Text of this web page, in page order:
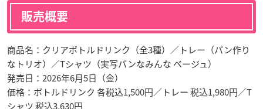
販売概要
商品名：クリアボトルドリンク（全3種）／トレー（パン作り
なトリオ）／Tシャツ（実写パンなみんな ベージュ）
発売日：2026年6月5日（金）
価格：ボトルドリンク 各税込1,500円／トレー 税込1,980円／T
シャツ 税込3,630円